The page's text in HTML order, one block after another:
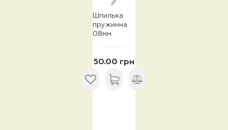
Шпилька
пружинна
08мм
50.00 грн